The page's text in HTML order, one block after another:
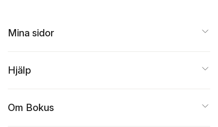
Mina sidor
Hjälp
Om Bokus